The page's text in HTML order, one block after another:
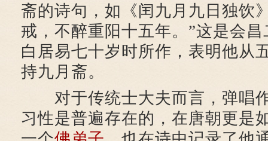
斋的诗句，如《闰九月九日独饮
戒，不醉重阳十五年。”这是会
白居易七十岁时所作，表明他从
持九月斋。
对于传统士大夫而言，弹唱
习性是普遍存在的，在唐朝更是